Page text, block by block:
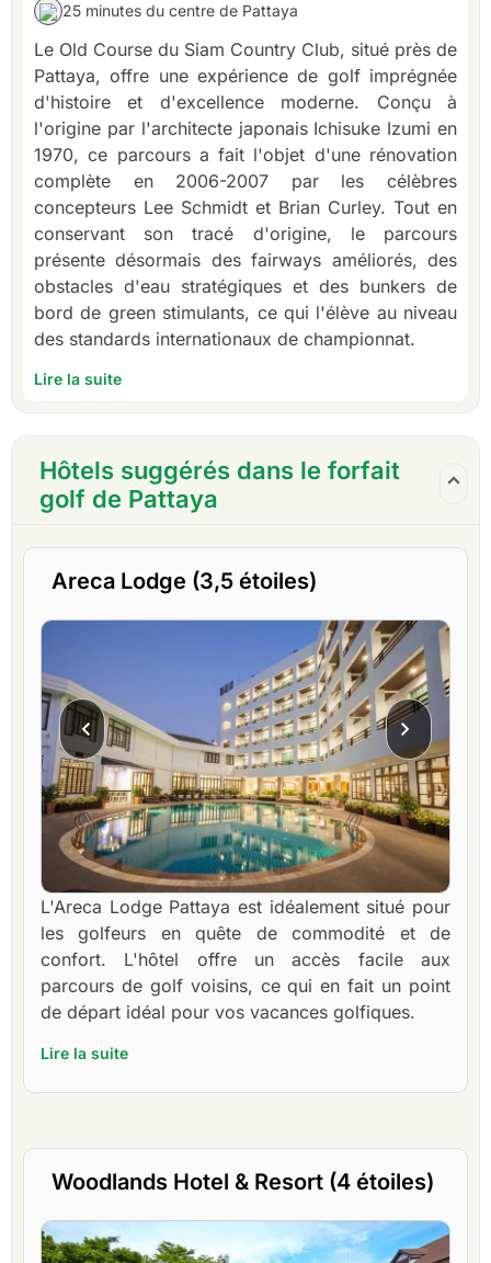
25 minutes du centre de Pattaya
Le Old Course du Siam Country Club, situé près de
Pattaya, offre une expérience de golf imprégnée
d'histoire et d'excellence moderne. Conçu à
l'origine par l'architecte japonais Ichisuke Izumi en
1970, ce parcours a fait l'objet d'une rénovation
complète en 2006-2007 par les célèbres
concepteurs Lee Schmidt et Brian Curley. Tout en
conservant son tracé d'origine, le parcours
présente désormais des fairways améliorés, des
obstacles d'eau stratégiques et des bunkers de
bord de green stimulants, ce qui l'élève au niveau
des standards internationaux de championnat.
Lire la suite
Hôtels suggérés dans le forfait
golf de Pattaya
Areca Lodge (3,5 étoiles)
L'Areca Lodge Pattaya est idéalement situé pour
les golfeurs en quête de commodité et de
confort. L'hôtel offre un accès facile aux
parcours de golf voisins, ce qui en fait un point
de départ idéal pour vos vacances golfiques.
Lire la suite
Woodlands Hotel & Resort (4 étoiles)